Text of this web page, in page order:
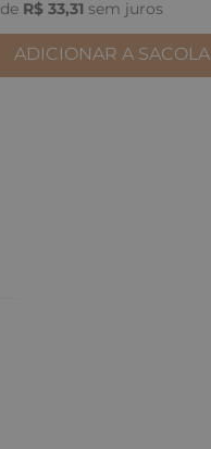
de R$ 33,31 sem juros
ADICIONAR A SACOLA